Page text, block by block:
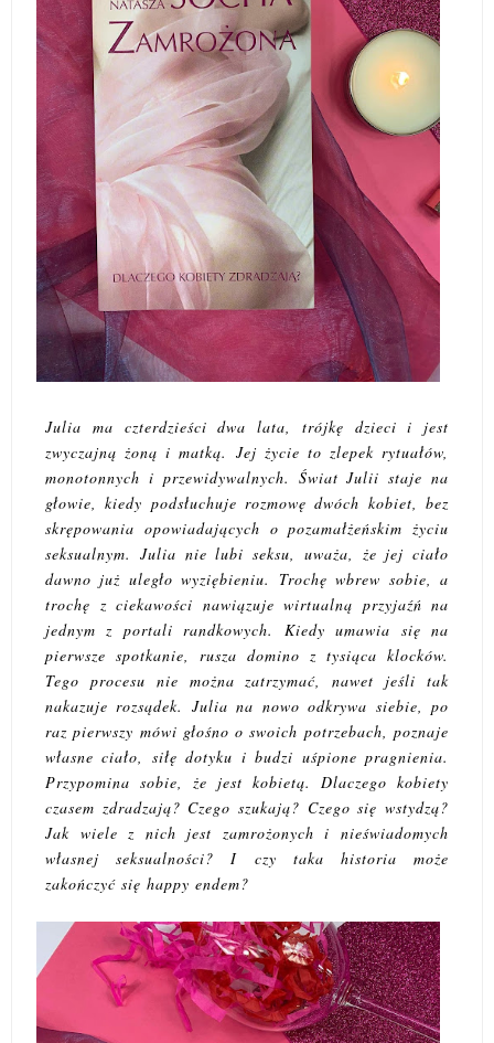
Julia ma czterdzieści dwa lata, trójkę dzieci i jest
zwyczajną żoną i matką. Jej życie to zlepek rytuałów,
monotonnych i przewidywalnych. Świat Julii staje na
głowie, kiedy podsłuchuje rozmowę dwóch kobiet, bez
skrępowania opowiadających o pozamałżeńskim życiu
seksualnym. Julia nie lubi seksu, uważa, że jej ciało
dawno już uległo wyziębieniu. Trochę wbrew sobie, a
trochę z ciekawości nawiązuje wirtualną przyjaźń na
jednym z portali randkowych. Kiedy umawia się na
pierwsze spotkanie, rusza domino z tysiąca klocków.
Tego procesu nie można zatrzymać, nawet jeśli tak
nakazuje rozsądek. Julia na nowo odkrywa siebie, po
raz pierwszy mówi głośno o swoich potrzebach, poznaje
własne ciało, siłę dotyku i budzi uśpione pragnienia.
Przypomina sobie, że jest kobietą. Dlaczego kobiety
czasem zdradzają? Czego szukają? Czego się wstydzą?
Jak wiele z nich jest zamrożonych i nieświadomych
własnej seksualności? I czy taka historia może
zakończyć się happy endem?